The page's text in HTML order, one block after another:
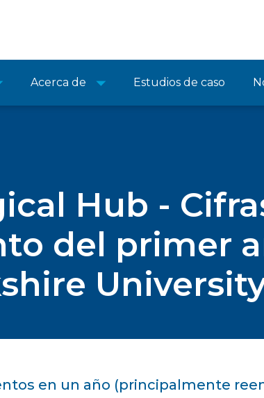
Acerca de Estudios de caso
Hub -
del primer
en un año (principalmente